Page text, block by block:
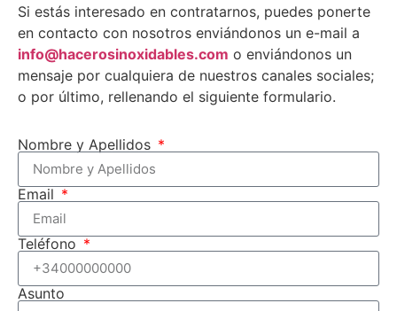
Si estás interesado en contratarnos, puedes ponerte
en contacto con nosotros enviándonos un e-mail a
info@hacerosinoxidables.com o enviándonos un
mensaje por cualquiera de nuestros canales sociales;
o por último, rellenando el siguiente formulario.
Nombre y Apellidos
Email
Teléfono
Asunto